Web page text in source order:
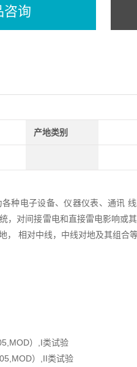
咨询
产地类别
种电子设备、仪器仪表、通讯
，对间接雷电和直接雷电影响或
相对中线，中线对地及其组合等
）,I类试验
）,II类试验